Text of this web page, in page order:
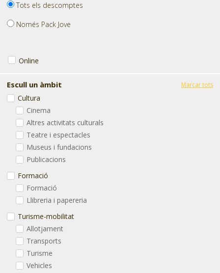
Tots els descomptes
Només Pack Jove
Online
Marcar tots
Escull un àmbit
Cultura
Cinema
Altres activitats culturals
Teatre i espectacles
Museus i fundacions
Publicacions
Formació
Formació
Llibreria i papereria
Turisme-mobilitat
Allotjament
Transports
Turisme
Vehicles